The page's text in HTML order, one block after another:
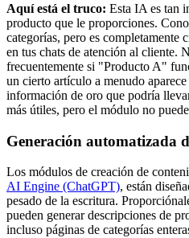
Aquí está el truco: Esta IA es tan
producto que le proporciones.
categorías, pero es completamente
en tus chats de atención al cliente.
frecuentemente si "Producto A"
un cierto artículo a menudo
información de oro que podría
más útiles, pero el módulo no
Generación automatizada
Los módulos de creación de
AI Engine (ChatGPT), están
pesado de la escritura.
pueden generar descripciones de
incluso páginas de categorías